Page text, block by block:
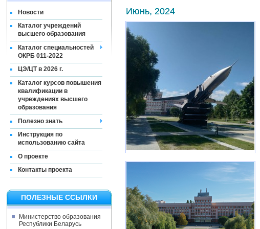
Новости
Каталог учреждений
высшего образования
Каталог специальностей
ОКРБ 011-2022
ЦЭ/ЦТ в 2026 г.
Каталог курсов повышения
квалификации в
учреждениях высшего
образования
Полезно знать
Инструкция по
использованию сайта
О проекте
Контакты проекта
ПОЛЕЗНЫЕ ССЫЛКИ
Министерство образования
Республики Беларусь
Июнь, 2024